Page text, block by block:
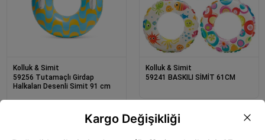
Kolluk & Simit
59256 Tutamaçlı Girdap
Halkaları Desenli Simit 91 cm
Kolluk & Simit
59241 BASKILI SİMİT 61CM